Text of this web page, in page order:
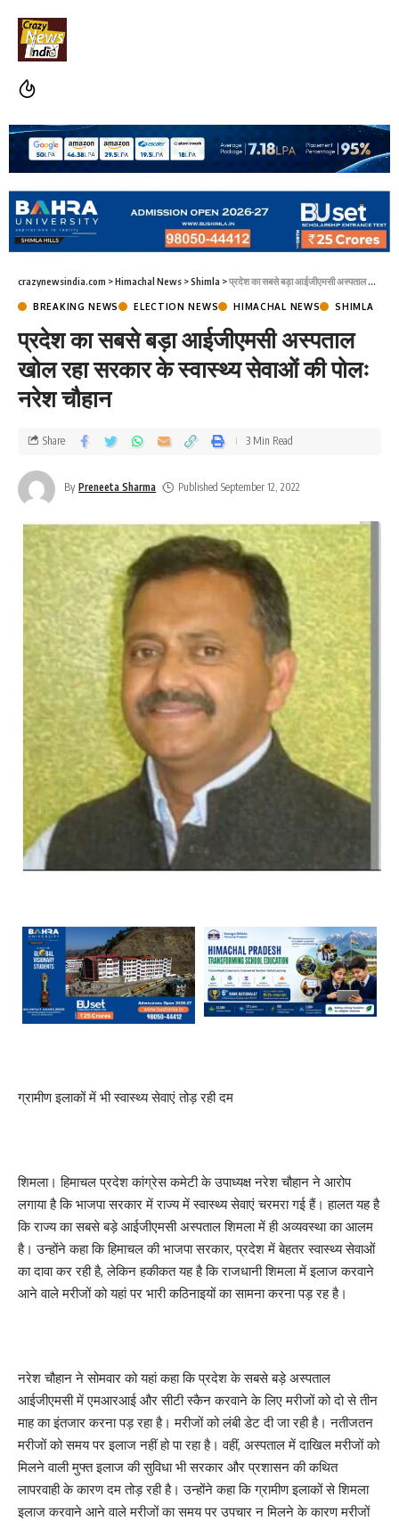
crazynewsindia.com >Himachal News >Shimla >प्रदेश का सबसे बड़ा आईजीएमसी अस्पताल खोल रहा सरकार के स्वास्थ्य सेवाओं की पोलः नरेश चौहान
BREAKING NEWS ELECTION NEWS HIMACHAL NEWS SHIMLA
प्रदेश का सबसे बड़ा आईजीएमसी अस्पताल
खोल रहा सरकार के स्वास्थ्य सेवाओं की पोलः
नरेश चौहान
By Preneeta Sharma Published September 12, 2022
Share 3 Min Read
ग्रामीण इलाकों में भी स्वास्थ्य सेवाएं तोड़ रही दम
शिमला। हिमाचल प्रदेश कांग्रेस कमेटी के उपाध्यक्ष नरेश चौहान ने आरोप
लगाया है कि भाजपा सरकार में राज्य में स्वास्थ्य सेवाएं चरमरा गई हैं। हालत यह है
कि राज्य का सबसे बड़े आईजीएमसी अस्पताल शिमला में ही अव्यवस्था का आलम
है। उन्होंने कहा कि हिमाचल की भाजपा सरकार, प्रदेश में बेहतर स्वास्थ्य सेवाओं
का दावा कर रही है, लेकिन हकीकत यह है कि राजधानी शिमला में इलाज करवाने
आने वाले मरीजों को यहां पर भारी कठिनाइयों का सामना करना पड़ रह है।
नरेश चौहान ने सोमवार को यहां कहा कि प्रदेश के सबसे बड़े अस्पताल
आईजीएमसी में एमआरआई और सीटी स्कैन करवाने के लिए मरीजों को दो से तीन
माह का इंतजार करना पड़ रहा है। मरीजों को लंबी डेट दी जा रही है। नतीजतन
मरीजों को समय पर इलाज नहीं हो पा रहा है। वहीं, अस्पताल में दाखिल मरीजों को
मिलने वाली मुफ्त इलाज की सुविधा भी सरकार और प्रशासन की कथित
लापरवाही के कारण दम तोड़ रही है। उन्होंने कहा कि ग्रामीण इलाकों से शिमला
इलाज करवाने आने वाले मरीजों का समय पर उपचार न मिलने के कारण मरीजों